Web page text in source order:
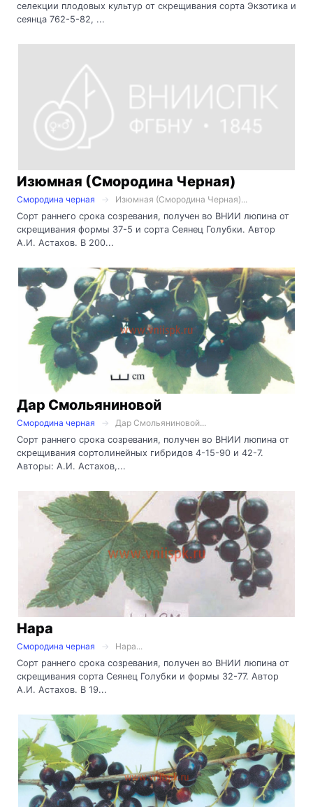
селекции плодовых культур от скрещивания сорта Экзотика и
сеянца 762-5-82, ...
Изюмная (Смородина Черная)
Смородина черная
Изюмная (Смородина Черная)...
Сорт раннего срока созревания, получен во ВНИИ люпина от
скрещивания формы 37-5 и сорта Сеянец Голубки. Автор
А.И. Астахов. В 200...
Дар Смольяниновой
Смородина черная
Дар Смольяниновой...
Сорт раннего срока созревания, получен во ВНИИ люпина от
скрещивания сортолинейных гибридов 4-15-90 и 42-7.
Авторы: А.И. Астахов,...
Нара
Смородина черная
Нара...
Сорт раннего срока созревания, получен во ВНИИ люпина от
скрещивания сорта Сеянец Голубки и формы 32-77. Автор
А.И. Астахов. В 19...